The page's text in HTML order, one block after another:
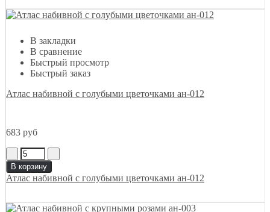
В закладки
В сравнение
Быстрый просмотр
Быстрый заказ
Атлас набивной с голубыми цветочками ан-012
683 руб
В корзину
Атлас набивной с голубыми цветочками ан-012